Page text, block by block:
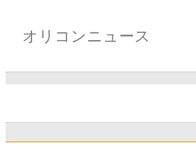
オリコンニュース